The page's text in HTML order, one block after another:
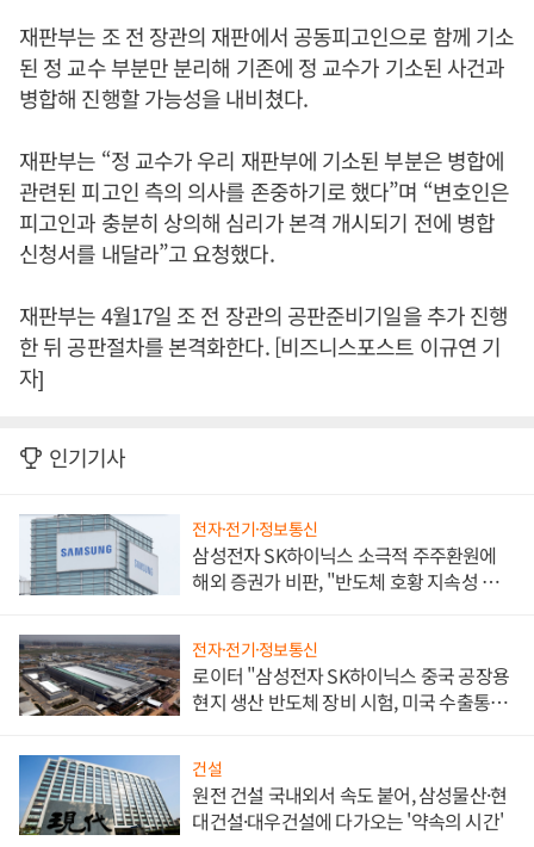
재판부는 조 전 장관의 재판에서 공동피고인으로 함께 기소
된 정 교수 부분만 분리해 기존에 정 교수가 기소된 사건과
병합해 진행할 가능성을 내비쳤다.
재판부는 “정 교수가 우리 재판부에 기소된 부분은 병합에
관련된 피고인 측의 의사를 존중하기로 했다”며 “변호인은
피고인과 충분히 상의해 심리가 본격 개시되기 전에 병합
신청서를 내달라”고 요청했다.
재판부는 4월17일 조 전 장관의 공판준비기일을 추가 진행
한 뒤 공판절차를 본격화한다. [비즈니스포스트 이규연 기
자]
인기기사
전자·전기·정보통신
삼성전자 SK하이닉스 소극적 주주환원에
해외 증권가 비판, "반도체 호황 지속성 의
전자·전기·정보통신
로이터 "삼성전자 SK하이닉스 중국 공장용
현지 생산 반도체 장비 시험, 미국 수출통제
건설
원전 건설 국내외서 속도 붙어, 삼성물산·현
대건설·대우건설에 다가오는 '약속의 시간'